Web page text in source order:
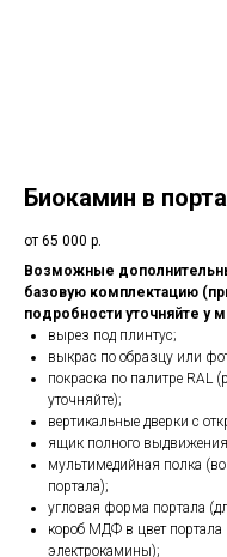
Биокамин в
от 65 000 р.
Возможные
базовую комплектацию
подробности уточняйте
вырез под плинтус;
выкрас по образцу или
покраска по палитре RAL
уточняйте);
вертикальные дверки с
ящик полного
мультимедийная полка
портала);
угловая форма портала
короб МДФ в цвет портала
электрокамины);